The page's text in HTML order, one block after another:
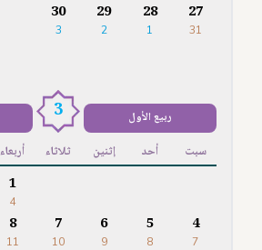
27
31
28
1
29
2
30
3
ربيع الأول 3
سبت أحد إثنين ثلاثاء أربعاء
1
4
4
7
5
8
6
9
7
10
8
11